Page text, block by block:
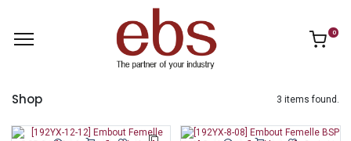
0
Shop 3 items found.